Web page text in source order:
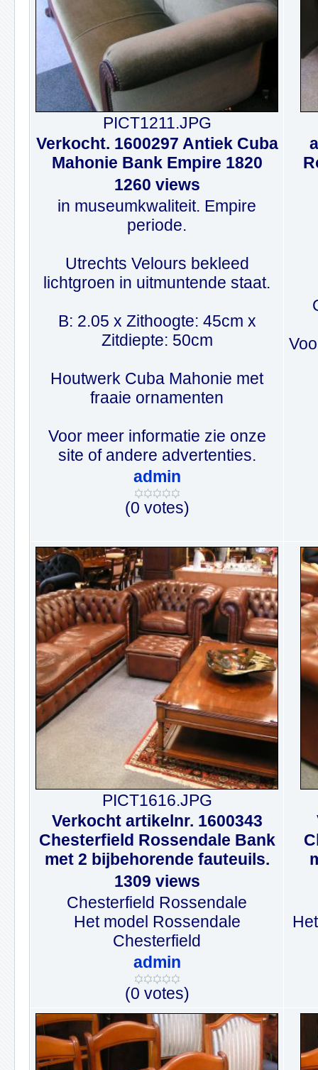
PICT1211.JPG
Verkocht. 1600297 Antiek Cuba
Mahonie Bank Empire 1820
1260 views
in museumkwaliteit. Empire
periode.
Utrechts Velours bekleed
lichtgroen in uitmuntende staat.
B: 2.05 x Zithoogte: 45cm x
Zitdiepte: 50cm
Houtwerk Cuba Mahonie met
fraaie ornamenten
Voor meer informatie zie onze
site of andere advertenties.
admin
(0 votes)
PICT1616.JPG
Verkocht artikelnr. 1600343
Chesterfield Rossendale Bank
met 2 bijbehorende fauteuils.
1309 views
Chesterfield Rossendale
Het model Rossendale
Chesterfield
admin
(0 votes)